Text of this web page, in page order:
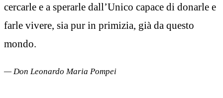
cercarle e a sperarle dall’Unico capace di donarle e
farle vivere, sia pur in primizia, già da questo
mondo.
— Don Leonardo Maria Pompei